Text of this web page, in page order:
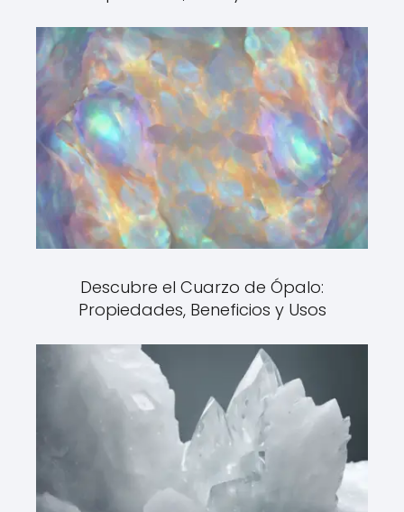
Descubre el Cuarzo de Ópalo:
Propiedades, Beneficios y Usos